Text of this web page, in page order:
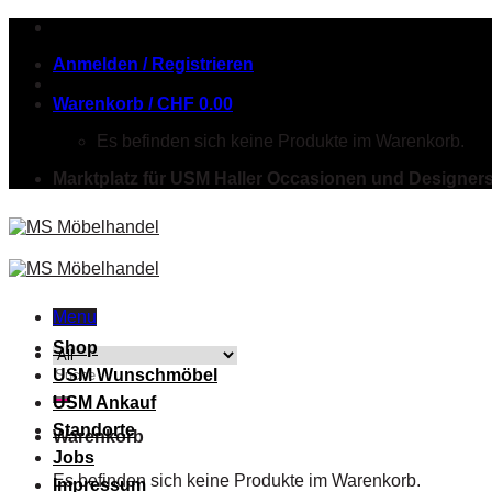
Skip
contentAnmelden / Registrieren
Warenkorb /CHF 0.00
Es befinden sich keine Produkte im Warenkorb.
Marktplatz für USM Haller Occasionen und
Menu
Suche
nach:
Warenkorb
Es befinden sich keine Produkte im Warenkorb.
Shop
USM Wunschmöbel
USM Ankauf
Standorte
Jobs
Impressum